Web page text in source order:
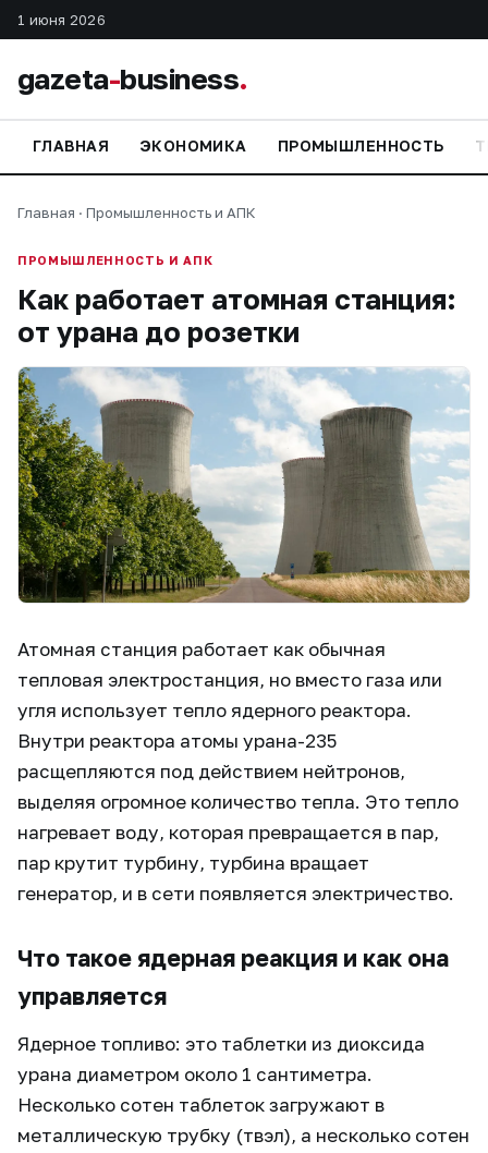
1 июня 2026
gazeta-business.
ГЛАВНАЯ ЭКОНОМИКА ПРОМЫШЛЕННОСТЬ
Главная · Промышленность и АПК
ПРОМЫШЛЕННОСТЬ И АПК
Как работает атомная станция:
от урана до розетки
Атомная станция работает как обычная
тепловая электростанция, но вместо газа или
угля использует тепло ядерного реактора.
Внутри реактора атомы урана-235
расщепляются под действием нейтронов,
выделяя огромное количество тепла. Это тепло
нагревает воду, которая превращается в пар,
пар крутит турбину, турбина вращает
генератор, и в сети появляется электричество.
Что такое ядерная реакция и как она
управляется
Ядерное топливо: это таблетки из диоксида
урана диаметром около 1 сантиметра.
Несколько сотен таблеток загружают в
металлическую трубку (твэл), а несколько сотен